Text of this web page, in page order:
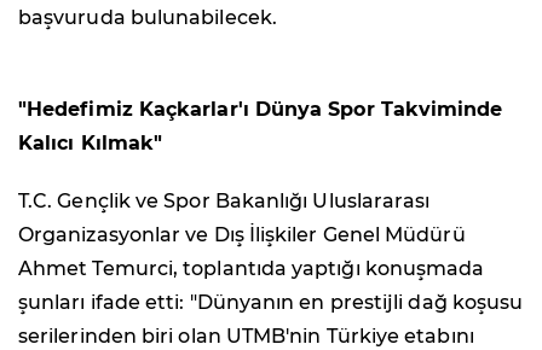
başvuruda bulunabilecek.
"Hedefimiz Kaçkarlar'ı Dünya Spor Takviminde
Kalıcı Kılmak"
T.C. Gençlik ve Spor Bakanlığı Uluslararası
Organizasyonlar ve Dış İlişkiler Genel Müdürü
Ahmet Temurci, toplantıda yaptığı konuşmada
şunları ifade etti: "Dünyanın en prestijli dağ koşusu
serilerinden biri olan UTMB'nin Türkiye etabını